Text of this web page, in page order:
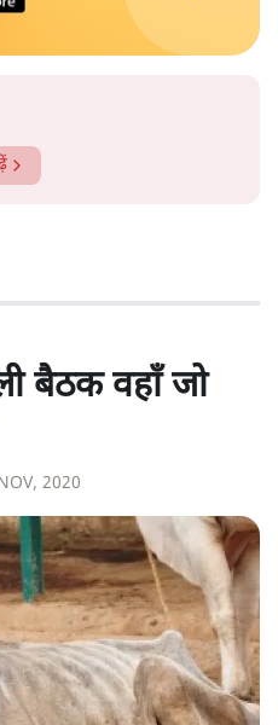
बैठक वहाँ जो
2020